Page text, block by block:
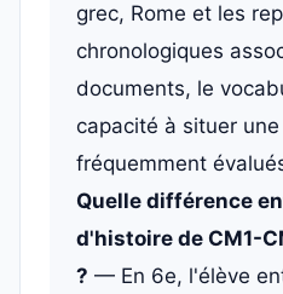
grec, Rome et les
chronologiques
documents, le
capacité à situer
fréquemment
Quelle différence
d'histoire de CM1-
? — En 6e, l'élève